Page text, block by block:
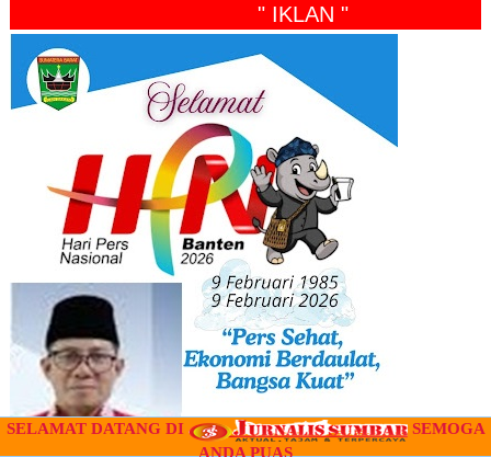
" IKLAN "
SELAMAT DATANG DI
SEMOGA
ANDA PUAS